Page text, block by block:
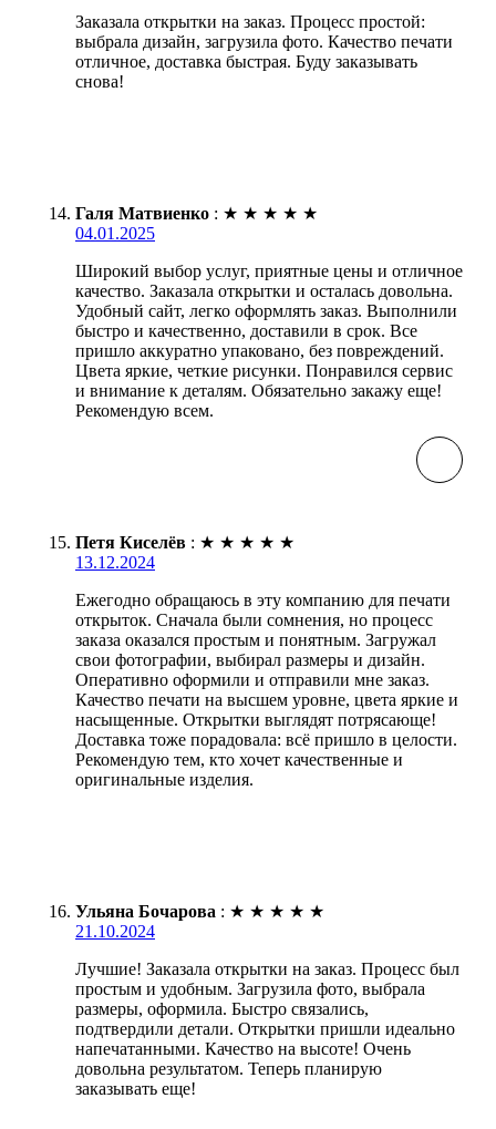
Заказала открытки на заказ. Процесс простой:
выбрала дизайн, загрузила фото. Качество печати
отличное, доставка быстрая. Буду заказывать
снова!
Галя Матвиенко : ★ ★ ★ ★ ★
04.01.2025
Широкий выбор услуг, приятные цены и отличное
качество. Заказала открытки и осталась довольна.
Удобный сайт, легко оформлять заказ. Выполнили
быстро и качественно, доставили в срок. Все
пришло аккуратно упаковано, без повреждений.
Цвета яркие, четкие рисунки. Понравился сервис
и внимание к деталям. Обязательно закажу еще!
Рекомендую всем.
Петя Киселёв : ★ ★ ★ ★ ★
13.12.2024
Ежегодно обращаюсь в эту компанию для печати
открыток. Сначала были сомнения, но процесс
заказа оказался простым и понятным. Загружал
свои фотографии, выбирал размеры и дизайн.
Оперативно оформили и отправили мне заказ.
Качество печати на высшем уровне, цвета яркие и
насыщенные. Открытки выглядят потрясающе!
Доставка тоже порадовала: всё пришло в целости.
Рекомендую тем, кто хочет качественные и
оригинальные изделия.
Ульяна Бочарова : ★ ★ ★ ★ ★
21.10.2024
Лучшие! Заказала открытки на заказ. Процесс был
простым и удобным. Загрузила фото, выбрала
размеры, оформила. Быстро связались,
подтвердили детали. Открытки пришли идеально
напечатанными. Качество на высоте! Очень
довольна результатом. Теперь планирую
заказывать еще!